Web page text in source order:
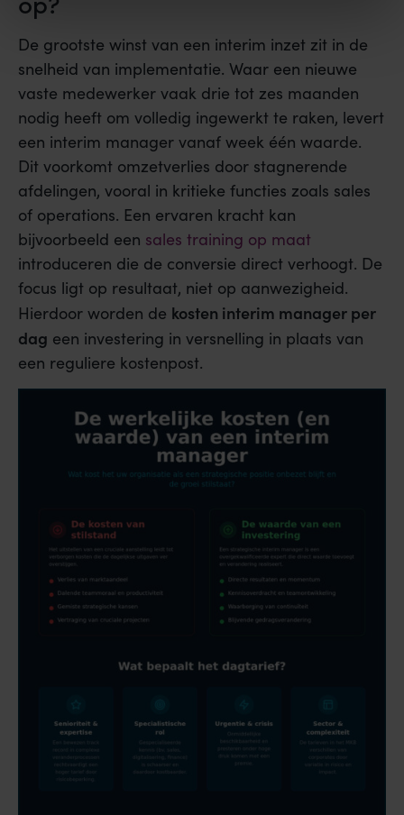
De grootste winst van een interim inzet zit in de
snelheid van implementatie. Waar een nieuwe
vaste medewerker vaak drie tot zes maanden
nodig heeft om volledig ingewerkt te raken, levert
een interim manager vanaf week één waarde.
Dit voorkomt omzetverlies door stagnerende
afdelingen, vooral in kritieke functies zoals sales
of operations. Een ervaren kracht kan
bijvoorbeeld een sales training op maat
introduceren die de conversie direct verhoogt. De
focus ligt op resultaat, niet op aanwezigheid.
Hierdoor worden de kosten interim manager per
dag een investering in versnelling in plaats van
een reguliere kostenpost.